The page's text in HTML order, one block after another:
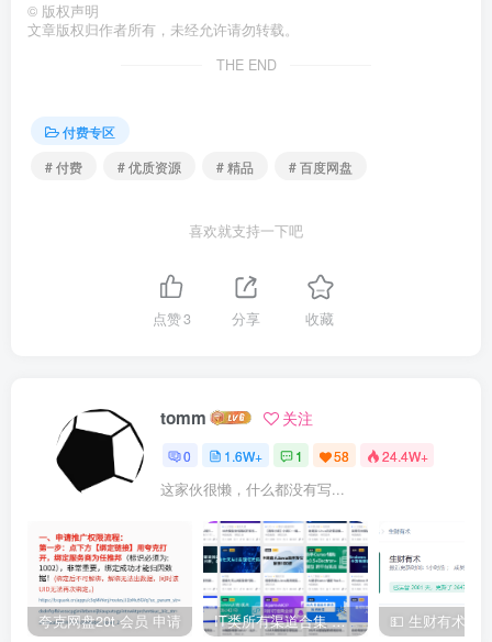
© 版权声明
文章版权归作者所有，未经允许请勿转载。
THE END
付费专区
# 付费
# 优质资源 # 精品 # 百度网盘
喜欢就支持一下吧
点赞3 分享 收藏
tomm 关注
0 1.6W+ 1 58 24.4W+
这家伙很懒，什么都没有写...
夸克网盘20t 会员 申请 IT类所有渠道合集 持续日更，目前近四千多条资源 年费用户微信私信获取权限